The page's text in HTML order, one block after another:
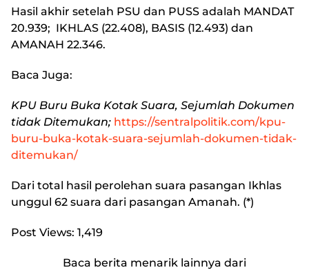
Hasil akhir setelah PSU dan PUSS adalah MANDAT
20.939; IKHLAS (22.408), BASIS (12.493) dan
AMANAH 22.346.
Baca Juga:
KPU Buru Buka Kotak Suara, Sejumlah Dokumen
tidak Ditemukan; https://sentralpolitik.com/kpu-
buru-buka-kotak-suara-sejumlah-dokumen-tidak-
ditemukan/
Dari total hasil perolehan suara pasangan Ikhlas
unggul 62 suara dari pasangan Amanah. (*)
Post Views: 1,419
Baca berita menarik lainnya dari